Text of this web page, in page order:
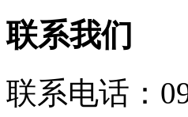
联系我们
联系电话：